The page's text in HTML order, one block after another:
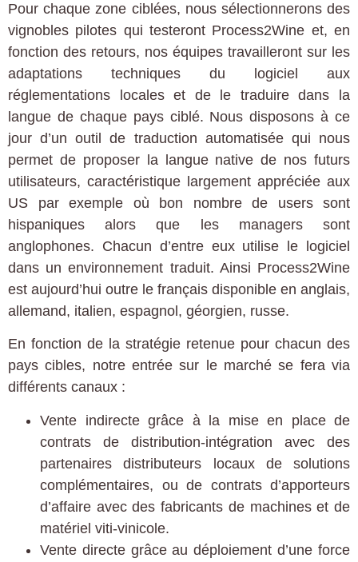
Pour chaque zone ciblées, nous sélectionnerons des
vignobles pilotes qui testeront Process2Wine et, en
fonction des retours, nos équipes travailleront sur les
adaptations techniques du logiciel aux
réglementations locales et de le traduire dans la
langue de chaque pays ciblé. Nous disposons à ce
jour d’un outil de traduction automatisée qui nous
permet de proposer la langue native de nos futurs
utilisateurs, caractéristique largement appréciée aux
US par exemple où bon nombre de users sont
hispaniques alors que les managers sont
anglophones. Chacun d’entre eux utilise le logiciel
dans un environnement traduit. Ainsi Process2Wine
est aujourd’hui outre le français disponible en anglais,
allemand, italien, espagnol, géorgien, russe.
En fonction de la stratégie retenue pour chacun des
pays cibles, notre entrée sur le marché se fera via
différents canaux :
Vente indirecte grâce à la mise en place de
contrats de distribution-intégration avec des
partenaires distributeurs locaux de solutions
complémentaires, ou de contrats d’apporteurs
d’affaire avec des fabricants de machines et de
matériel viti-vinicole.
Vente directe grâce au déploiement d’une force